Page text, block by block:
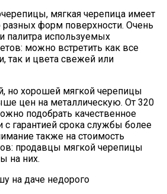
мягкая черепица имеет
форм поверхности. Очень
палитра используемых
можно встретить как все
так и цвета свежей или
но хорошей мягкой черепицы
цен на металлическую. От 320
подобрать качественное
гарантией срока службы более
также на стоимость
продавцы мягкой черепицы
на них.